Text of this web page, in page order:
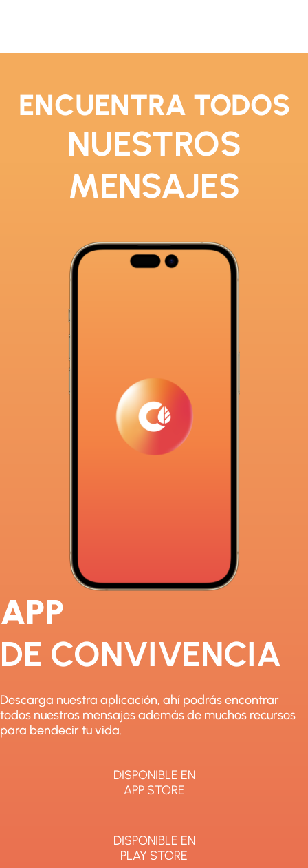
ENCUENTRA TODOS​
NUESTROS
MENSAJES​
APP
DE CONVIVENCIA​
Descarga nuestra aplicación, ahí podrás encontrar
todos nuestros mensajes además de muchos recursos
para bendecir tu vida.
DISPONIBLE EN
APP STORE
DISPONIBLE EN
PLAY STORE